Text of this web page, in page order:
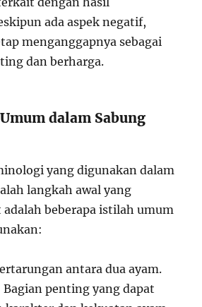
ada aspek negatif,
menganggapnya sebagai
dan berharga.
dalam Sabung
yang digunakan dalam
langkah awal yang
beberapa istilah umum
antara dua ayam.
Bagian penting yang dapat